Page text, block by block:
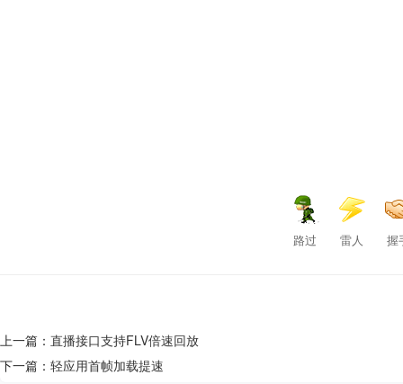
路过 雷人 握
上一篇： 直播接口支持FLV倍速回放
下一篇： 轻应用首帧加载提速